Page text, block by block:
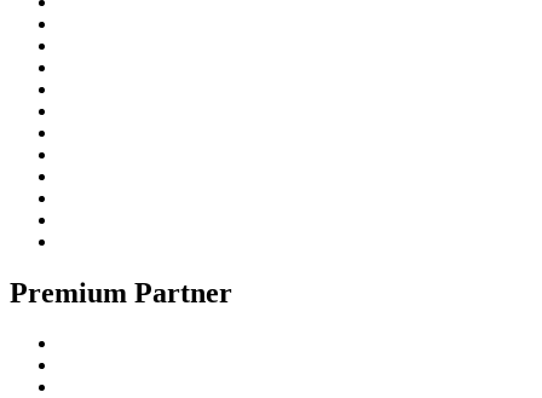
Premium Partner